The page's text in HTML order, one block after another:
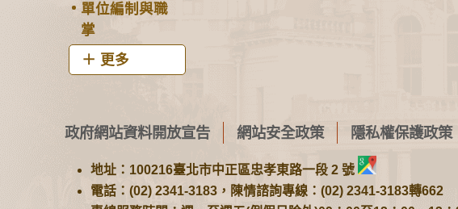
單位編制與職
掌
更多
政府網站資料開放宣告 網站安全政策 隱私權保護政策
地址：100216臺北市中正區忠孝東路一段 2 號
電話：(02) 2341-3183，陳情諮詢專線：(02) 2341-3183轉662